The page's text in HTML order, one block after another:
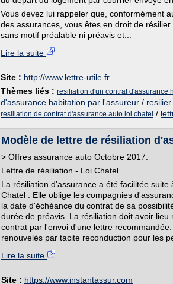
Vous devez lui rappeler que, conformément
des assurances, vous êtes en droit de
sans motif préalable ni préavis et...
Lire la suite
Site : http://www.lettre-utile.fr
Thèmes liés : resiliation d'un contrat d'assurance
d'assurance habitation par l'assureur /
resiliation de contrat d'assurance auto loi chatel /
Modèle de lettre de résiliation
> Offres assurance auto Octobre 2017.
Lettre de résiliation - Loi Chatel
La résiliation d'assurance a été facilitée
Chatel . Elle oblige les compagnies
la date d'échéance du contrat de sa
durée de préavis. La résiliation doit avoir
contrat par l'envoi d'une lettre
renouvelés par tacite reconduction pour les
Lire la suite
Site : https://www.instantassur.com